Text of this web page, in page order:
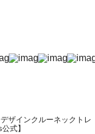
ザインクルーネックトレ
式】